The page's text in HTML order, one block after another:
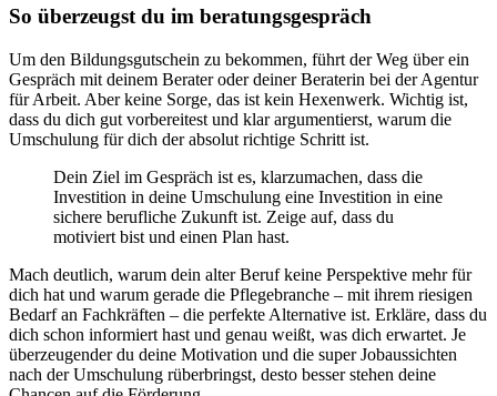
So überzeugst du im beratungsgespräch
Um den Bildungsgutschein zu bekommen, führt der Weg über ein
Gespräch mit deinem Berater oder deiner Beraterin bei der Agentur
für Arbeit. Aber keine Sorge, das ist kein Hexenwerk. Wichtig ist,
dass du dich gut vorbereitest und klar argumentierst, warum die
Umschulung für dich der absolut richtige Schritt ist.
Dein Ziel im Gespräch ist es, klarzumachen, dass die
Investition in deine Umschulung eine Investition in eine
sichere berufliche Zukunft ist. Zeige auf, dass du
motiviert bist und einen Plan hast.
Mach deutlich, warum dein alter Beruf keine Perspektive mehr für
dich hat und warum gerade die Pflegebranche – mit ihrem riesigen
Bedarf an Fachkräften – die perfekte Alternative ist. Erkläre, dass du
dich schon informiert hast und genau weißt, was dich erwartet. Je
überzeugender du deine Motivation und die super Jobaussichten
nach der Umschulung rüberbringst, desto besser stehen deine